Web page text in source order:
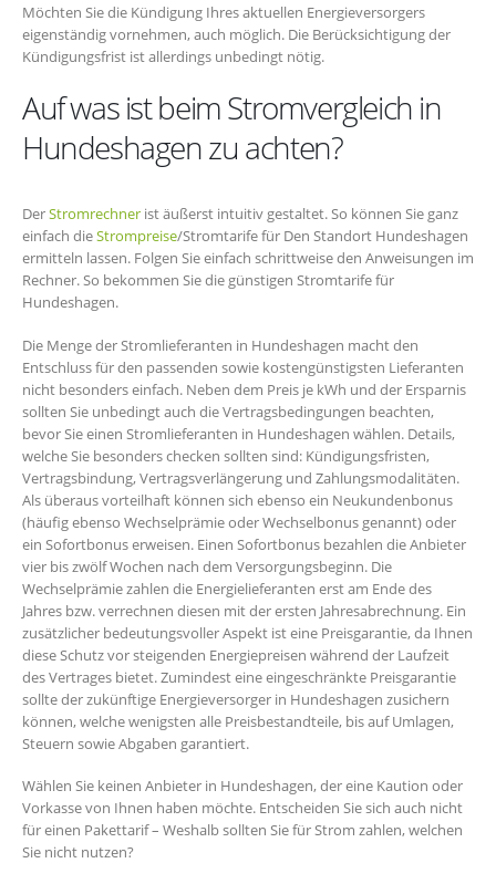
Möchten Sie die Kündigung Ihres aktuellen Energieversorgers
eigenständig vornehmen, auch möglich. Die Berücksichtigung der
Kündigungsfrist ist allerdings unbedingt nötig.
Auf was ist beim Stromvergleich in
Hundeshagen zu achten?
DerStromrechner ist äußerst intuitiv gestaltet. So können Sie ganz
einfach dieStrompreise/Stromtarife für Den Standort Hundeshagen
ermitteln lassen. Folgen Sie einfach schrittweise den Anweisungen im
Rechner. So bekommen Sie die günstigen Stromtarife für
Hundeshagen.
Die Menge der Stromlieferanten in Hundeshagen macht den
Entschluss für den passenden sowie kostengünstigsten Lieferanten
nicht besonders einfach. Neben dem Preis je kWh und der Ersparnis
sollten Sie unbedingt auch die Vertragsbedingungen beachten,
bevor Sie einen Stromlieferanten in Hundeshagen wählen. Details,
welche Sie besonders checken sollten sind: Kündigungsfristen,
Vertragsbindung, Vertragsverlängerung und Zahlungsmodalitäten.
Als überaus vorteilhaft können sich ebenso ein Neukundenbonus
(häufig ebenso Wechselprämie oder Wechselbonus genannt) oder
ein Sofortbonus erweisen. Einen Sofortbonus bezahlen die Anbieter
vier bis zwölf Wochen nach dem Versorgungsbeginn. Die
Wechselprämie zahlen die Energielieferanten erst am Ende des
Jahres bzw. verrechnen diesen mit der ersten Jahresabrechnung. Ein
zusätzlicher bedeutungsvoller Aspekt ist eine Preisgarantie, da Ihnen
diese Schutz vor steigenden Energiepreisen während der Laufzeit
des Vertrages bietet. Zumindest eine eingeschränkte Preisgarantie
sollte der zukünftige Energieversorger in Hundeshagen zusichern
können, welche wenigsten alle Preisbestandteile, bis auf Umlagen,
Steuern sowie Abgaben garantiert.
Wählen Sie keinen Anbieter in Hundeshagen, der eine Kaution oder
Vorkasse von Ihnen haben möchte. Entscheiden Sie sich auch nicht
für einen Pakettarif – Weshalb sollten Sie für Strom zahlen, welchen
Sie nicht nutzen?